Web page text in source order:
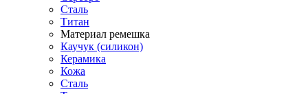
Сталь
Титан
Материал ремешка
Каучук (силикон)
Керамика
Кожа
Сталь